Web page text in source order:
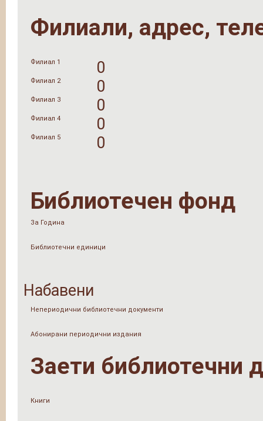
Филиали, адрес,
Филиал 1 0
Филиал 2 0
Филиал 3 0
Филиал 4 0
Филиал 5 0
Библиотечен фонд
За Година
Библиотечни единици
Набавени
Непериодични библиотечни документи
Абонирани периодични издания
Заети библиотечни
Книги